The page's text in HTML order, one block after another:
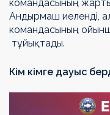
командасының
Андырмаш иеленді,
командасының
тұйықтады.
Кім кімге дауыс